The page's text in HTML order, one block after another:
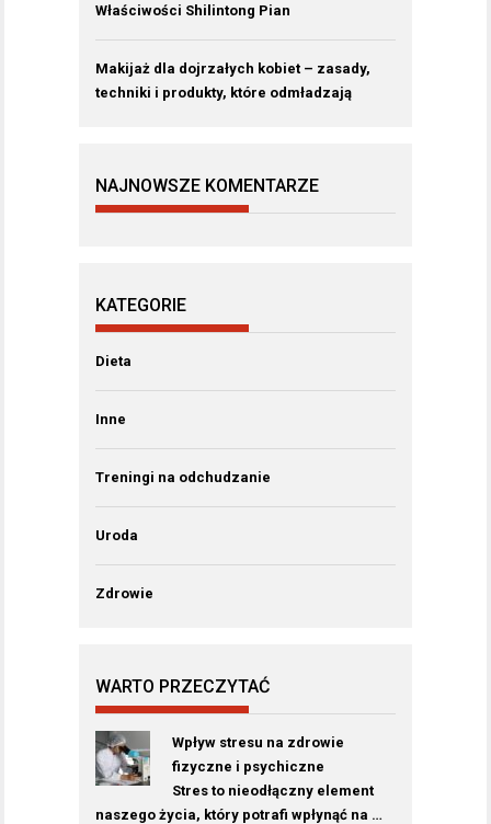
Właściwości Shilintong Pian
Makijaż dla dojrzałych kobiet – zasady,
techniki i produkty, które odmładzają
NAJNOWSZE KOMENTARZE
KATEGORIE
Dieta
Inne
Treningi na odchudzanie
Uroda
Zdrowie
WARTO PRZECZYTAĆ
Wpływ stresu na zdrowie
fizyczne i psychiczne
Stres to nieodłączny element
naszego życia, który potrafi wpłynąć na …